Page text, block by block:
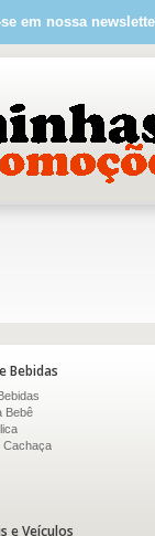
em nossa
Bebidas
Bebê
Cachaça
e Veículos